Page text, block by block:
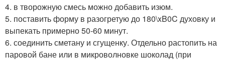
4. в творожную смесь можно добавить изюм.
5. поставить форму в разогретую до 180\xB0C духовку и
выпекать примерно 50-60 минут.
6. соединить сметану и сгущенку. Отдельно растопить на
паровой бане или в микроволновке шоколад (при